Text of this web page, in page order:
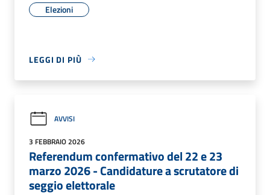
Elezioni
LEGGI DI PIÙ
AVVISI
3 FEBBRAIO 2026
Referendum confermativo del 22 e 23
marzo 2026 - Candidature a scrutatore di
seggio elettorale